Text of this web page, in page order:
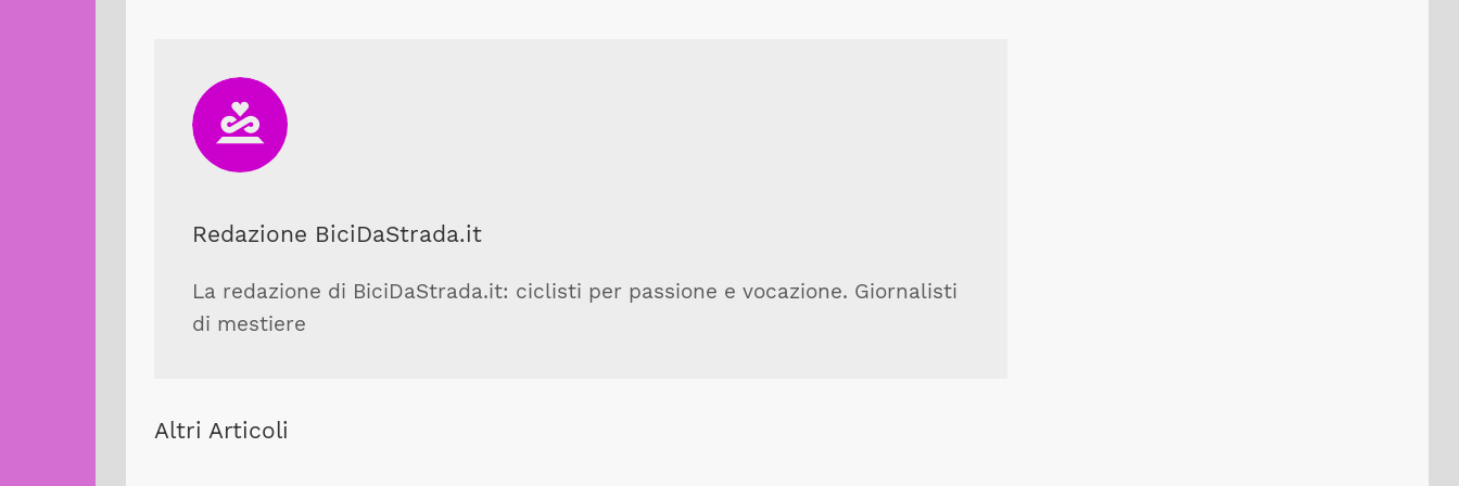
Redazione BiciDaStrada.it
La redazione di BiciDaStrada.it: ciclisti per passione e vocazione. Giornalisti
di mestiere
Altri Articoli